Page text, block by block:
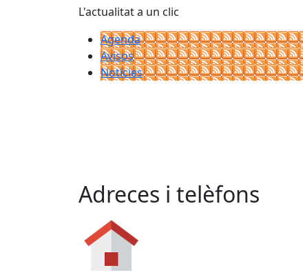
L'actualitat a un clic
Agenda
Avisos
Notícies
Adreces i telèfons